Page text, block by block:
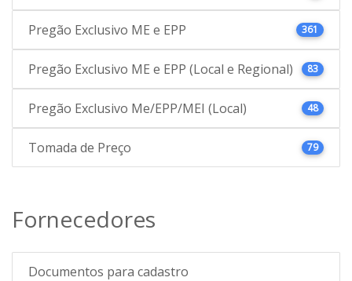
Pregão Exclusivo ME e EPP 361
Pregão Exclusivo ME e EPP (Local e Regional) 83
Pregão Exclusivo Me/EPP/MEI (Local) 48
Tomada de Preço 79
Fornecedores
Documentos para cadastro